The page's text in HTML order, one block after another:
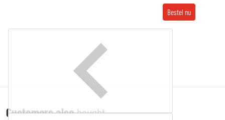
Bestel nu
Customers alsobought